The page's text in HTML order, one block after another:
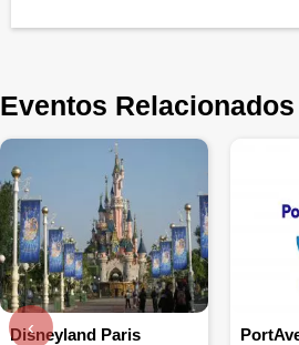
Eventos Relacionados
Disneyland Paris
‹